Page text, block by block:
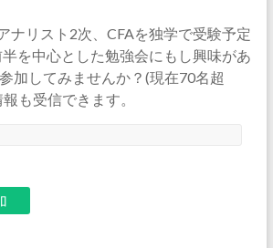
ナリスト2次、CFAを独学で受験予定
を中心とした勉強会にもし興味があ
加してみませんか？(現在70名超
も受信できます。